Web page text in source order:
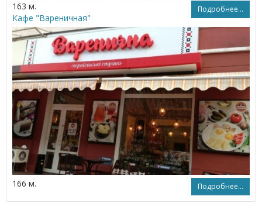
163 м. Подробнее...
Кафе "Вареничная"
166 м. Подробнее...